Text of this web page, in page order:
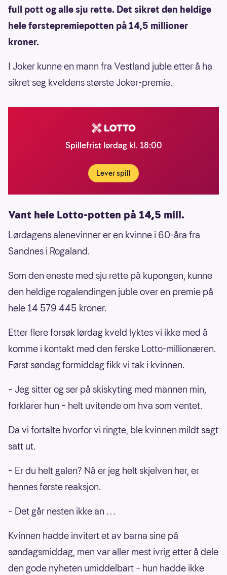
full pott og alle sju rette. Det sikret den heldige
hele førstepremiepotten på 14,5 millioner
kroner.
I Joker kunne en mann fra Vestland juble etter å ha
sikret seg kveldens største Joker-premie.
Spillefrist lørdag kl. 18:00
Lever spill
Vant hele Lotto-potten på 14,5 mill.
Lørdagens alenevinner er en kvinne i 60-åra fra
Sandnes i Rogaland.
Som den eneste med sju rette på kupongen, kunne
den heldige rogalendingen juble over en premie på
hele 14 579 445 kroner.
Etter flere forsøk lørdag kveld lyktes vi ikke med å
komme i kontakt med den ferske Lotto-millionæren.
Først søndag formiddag fikk vi tak i kvinnen.
– Jeg sitter og ser på skiskyting med mannen min,
forklarer hun – helt uvitende om hva som ventet.
Da vi fortalte hvorfor vi ringte, ble kvinnen mildt sagt
satt ut.
– Er du helt galen? Nå er jeg helt skjelven her, er
hennes første reaksjon.
– Det går nesten ikke an …
Kvinnen hadde invitert et av barna sine på
søndagsmiddag, men var aller mest ivrig etter å dele
den gode nyheten umiddelbart – hun hadde ikke